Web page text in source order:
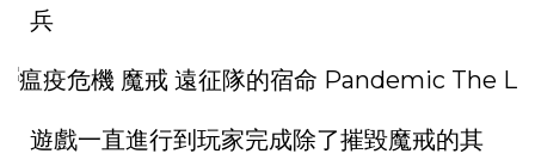
兵
遊戲一直進行到玩家完成除了摧毀魔戒的其